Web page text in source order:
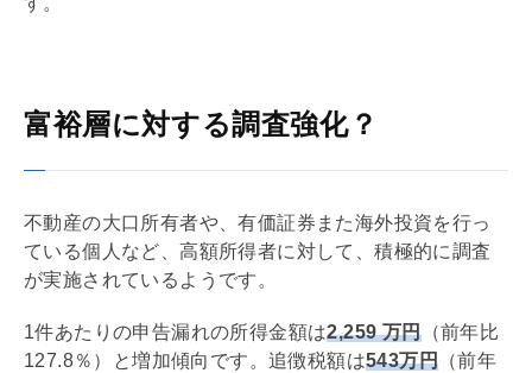
富裕層に対する調査強化？
不動産の⼤⼝所有者や、有価証券また海外投資を⾏っ
ている個人など、⾼額所得者に対して、積極的に調査
が実施されているようです。
1件あたりの申告漏れの所得⾦額は2,259 万円（前年比
127.8％）と増加傾向です。追徴税額は543万円 （前年